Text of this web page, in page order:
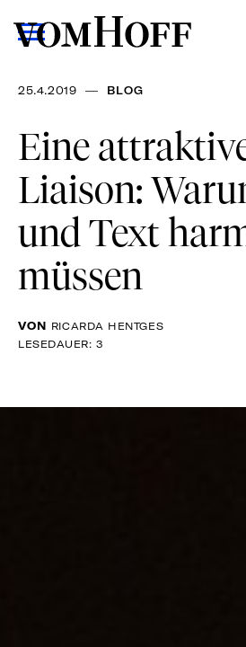
25.4.2019 — BLOG
Eine
Liaison:
und Text
müssen
VON RICARDA HENTGES
LESEDAUER: 3